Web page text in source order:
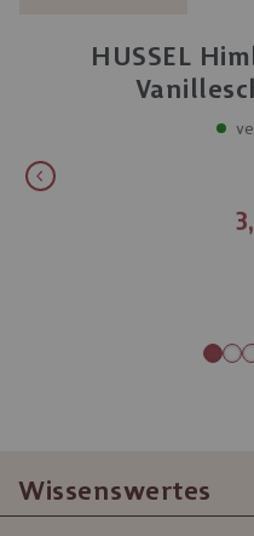
HUSSEL
Wissenswertes